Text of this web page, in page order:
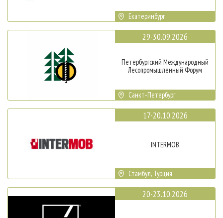
Екатеринбург
29-30.09.2026
Петербургский Международный
Лесопромышленный Форум
Санкт-Петербург
17-20.10.2026
INTERMOB
Стамбул, Турция
20-23.10.2026